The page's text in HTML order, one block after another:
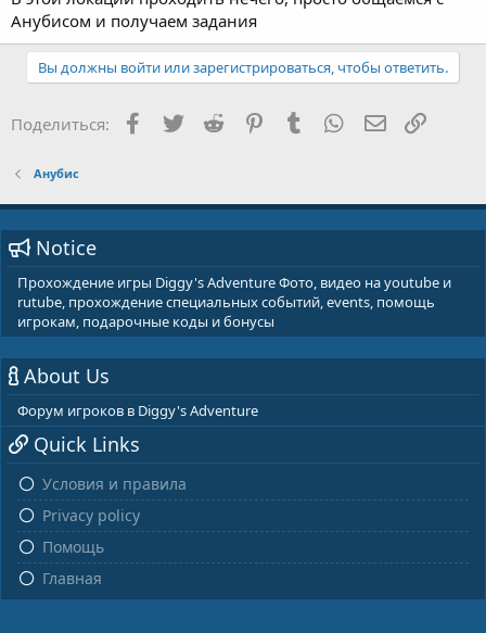
я
Анубисом и получаем задания
Вы должны войти или зарегистрироваться, чтобы ответить.
Поделиться: Facebook
Twitter Reddit PinterestTumblr WhatsApp
E-mail
Анубис
Notice
Прохождение игры Diggy's Adventure Фото, видео на youtube и
rutube, прохождение специальных событий, events, помощь
игрокам, подарочные коды и бонусы
About Us
Форум игроков в Diggy's Adventure
Quick Links
Условия и правила
Privacy policy
Помощь
Главная